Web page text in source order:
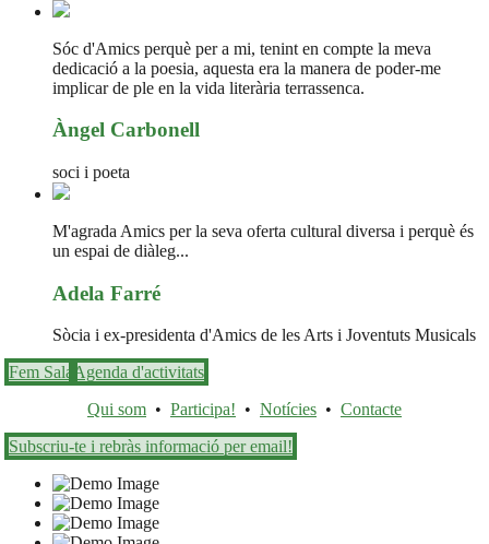
Sóc d'Amics perquè per a mi, tenint en compte la meva
dedicació a la poesia, aquesta era la manera de poder-me
implicar de ple en la vida literària terrassenca.
Àngel Carbonell
soci i poeta
M'agrada Amics per la seva oferta cultural diversa i perquè és
un espai de diàleg...
Adela Farré
Sòcia i ex-presidenta d'Amics de les Arts i Joventuts Musicals
Fem Sala Agenda d'activitats
Qui som • Participa! • Notícies • Contacte
Subscriu-te i rebràs informació per email!